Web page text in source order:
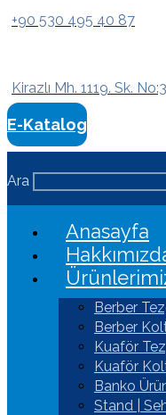
+90 530 495 40 87
Kirazlı Mh. 1119. Sk.
E-Katalog
Ara
Anasayfa
Berber
Berber
Kuaför
Kuaför
Banko
Stand |